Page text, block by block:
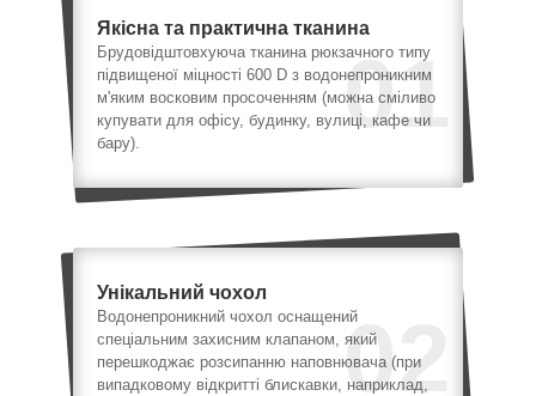
01
Якісна та практична тканина
Брудовідштовхуюча тканина рюкзачного типу
підвищеної міцності 600 D з водонепроникним
м'яким восковим просоченням (можна сміливо
купувати для офісу, будинку, вулиці, кафе чи
бару).
02
Унікальний чохол
Водонепроникний чохол оснащений
спеціальним захисним клапаном, який
перешкоджає розсипанню наповнювача (при
випадковому відкритті блискавки, наприклад,